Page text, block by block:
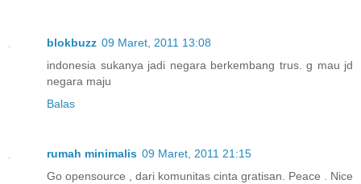
blokbuzz 09 Maret, 2011 13:08
indonesia sukanya jadi negara berkembang trus. g mau jd
negara maju
Balas
rumah minimalis 09 Maret, 2011 21:15
Go opensource , dari komunitas cinta gratisan. Peace . Nice